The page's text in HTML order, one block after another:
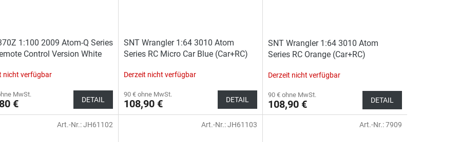
1:100 2009 Atom-Q Series
Control Version White
nicht verfügbar
MwSt.
€ DETAIL
SNT Wrangler 1:64 3010 Atom
Series RC Micro Car Blue (Car+RC)
Derzeit nicht verfügbar
90 € ohne MwSt.
108,90 € DETAIL
SNT Wrangler 1:64 3010 Atom
Series RC Orange (Car+RC)
Derzeit nicht verfügbar
90 € ohne MwSt.
108,90 € DETAIL
Art.-Nr.:JH61102 Art.-Nr.:JH61103 Art.-Nr.:7909